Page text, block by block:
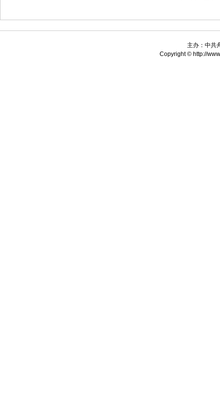
主办：中共
Copyright © http://